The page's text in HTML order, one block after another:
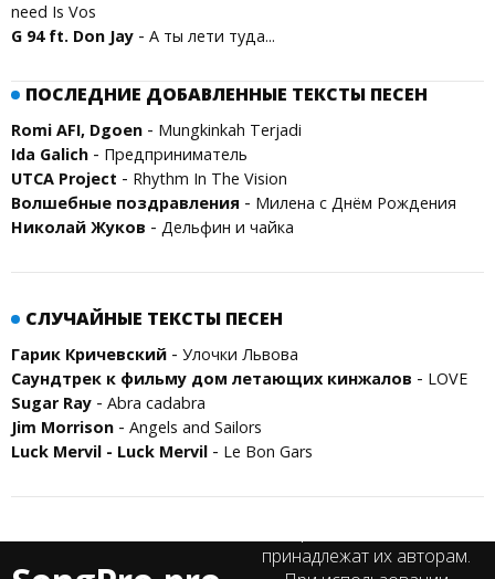
need Is Vos
G 94 ft. Don Jay - А ты лети туда...
ПОСЛЕДНИЕ ДОБАВЛЕННЫЕ ТЕКСТЫ ПЕСЕН
Romi AFI, Dgoen - Mungkinkah Terjadi
Ida Galich - Предприниматель
UTCA Project - Rhythm In The Vision
Волшебные поздравления - Милена с Днём Рождения
Николай Жуков - Дельфин и чайка
СЛУЧАЙНЫЕ ТЕКСТЫ ПЕСЕН
Гарик Кричевский - Улочки Львова
Саундтрек к фильму дом летающих кинжалов - LOVE
Sugar Ray - Abra cadabra
Jim Morrison - Angels and Sailors
Luck Mervil - Luck Mervil - Le Bon Gars
принадлежат их авторам.